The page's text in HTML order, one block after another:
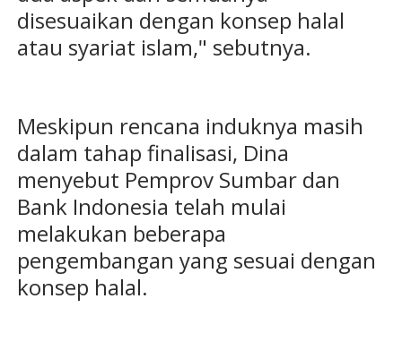
disesuaikan dengan konsep halal
atau syariat islam," sebutnya.
Meskipun rencana induknya masih
dalam tahap finalisasi, Dina
menyebut Pemprov Sumbar dan
Bank Indonesia telah mulai
melakukan beberapa
pengembangan yang sesuai dengan
konsep halal.